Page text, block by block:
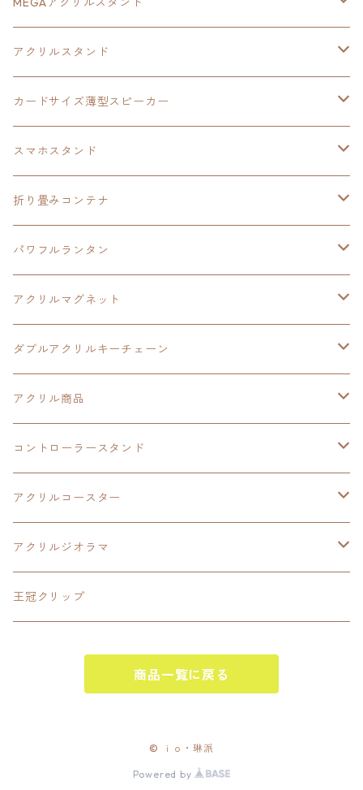
イースⅧ
創の軌跡
HOT-SHOT
イースⅨ
閃の軌跡Ⅳ
黎の軌跡Ⅱ
碧の軌跡：改
閃の軌跡Ⅲ
黎の軌跡
黎の軌跡Ⅱ
イースⅧ
軌跡シリーズ20周年記念
黎の軌跡
アクリルスタンド
オーロラ
カードサイズ薄型スピーカー
黎の軌跡
40周年記念
スマホスタンド
ワイヤレス充電スマホスタンド
黎の軌跡
折り畳みコンテナ
黎の軌跡Ⅱ
イースⅧ
イースⅩ
創の軌跡
パワフルランタン
創の軌跡
アクリルマグネット
創の軌跡
界の軌跡
ダブルアクリルキーチェーン
創の軌跡
アクリル商品
LEDアクリルカード
界の軌跡
アクリルジオラマ
コントローラースタンド
イースⅨ
閃の軌跡Ⅳ
碧の軌跡:改
アクリルコースター
イースⅧ
閃の軌跡Ⅱ
アクリルジオラマ
閃の軌跡Ⅲ
王冠クリップ
商品一覧に戻る
© ｉｏ・琳派
Powered by